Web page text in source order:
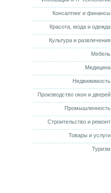
Консалтинг и финансы
Красота, мода и одежда
Культура и развлечения
Мебель
Медицина
Недвижимость
Производство окон и дверей
Промышленность
Строительство и ремонт
Товары и услуги
Туризм